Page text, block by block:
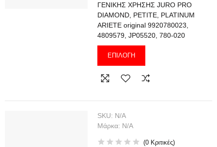
ΓΕΝΙΚΗΣ ΧΡΗΣΗΣ JURO PRO
DIAMOND, PETITE, PLATINUM
ARIETE original 9920780023,
4809579, JP05520, 780-020
ΕΠΙΛΟΓΉ
SKU: N/A
Μάρκα: N/A
(0 Κριτικές)